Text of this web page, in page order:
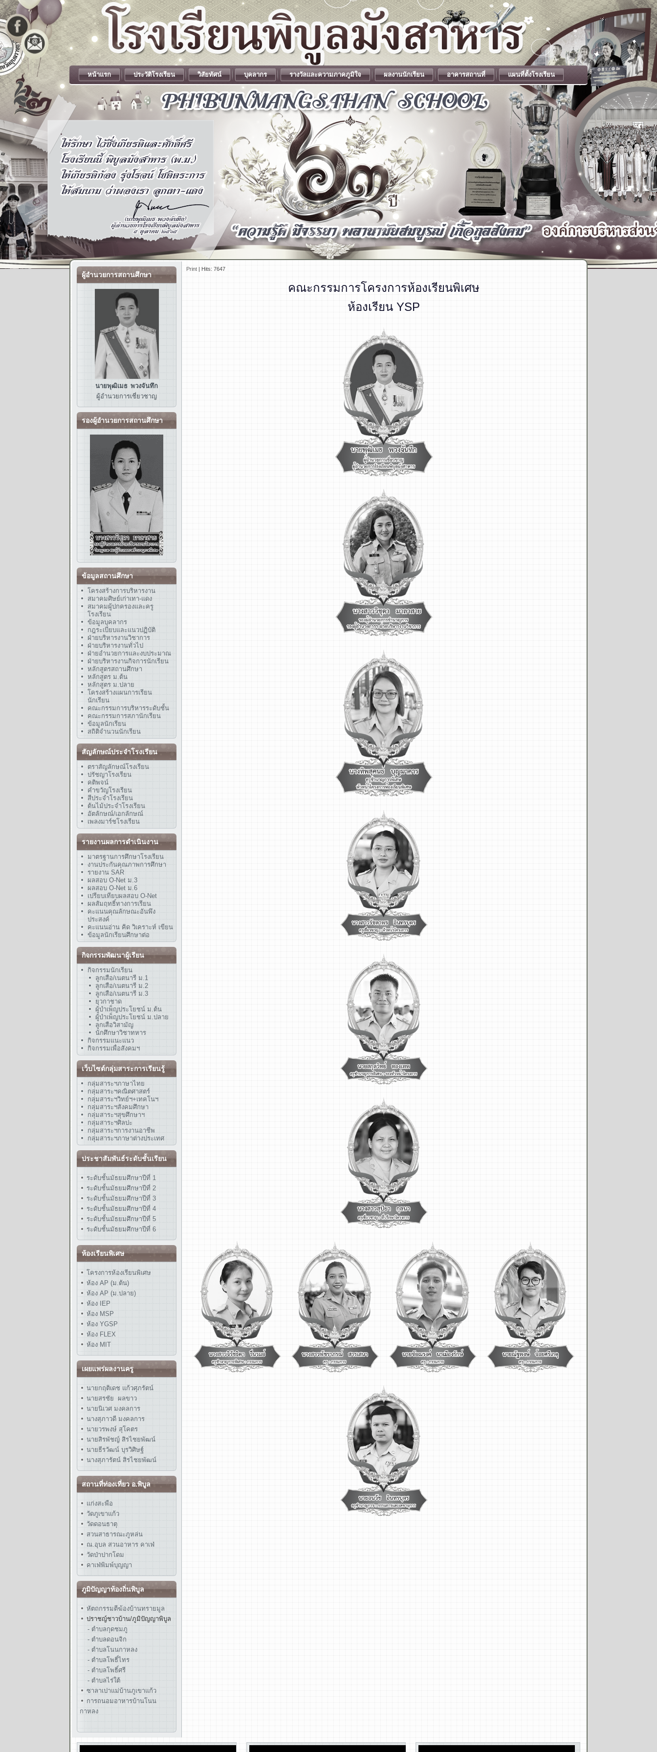
.
.
หน้าแรก ประวัติโรงเรียน วิสัยทัศน์ บุคลากร รางวัลและความภาคภูมิใจ ผลงานนักเรียน อาคารสถานที่ แผนที่ตั้งโรงเรียน
ผู้อำนวยการสถานศึกษา
นายพุฒิเมธ พวงจันทึก
ผู้อำนวยการเชี่ยวชาญ
รองผู้อำนวยการสถานศึกษา
ข้อมูลสถานศึกษา
โครงสร้างการบริหารงาน
สมาคมศิษย์เก่าเทา-แดง
สมาคมผู้ปกครองและครู
โรงเรียน
ข้อมูลบุคลากร
กฎระเบียบและแนวปฏิบัติ
ฝ่ายบริหารงานวิชาการ
ฝ่ายบริหารงานทั่วไป
ฝ่ายอำนวยการและงบประมาณ
ฝ่ายบริหารงานกิจการนักเรียน
หลักสูตรสถานศึกษา
หลักสูตร ม.ต้น
หลักสูตร ม.ปลาย
โครงสร้างแผนการเรียน
นักเรียน
คณะกรรมการบริหารระดับชั้น
คณะกรรมการสภานักเรียน
ข้อมูลนักเรียน
สถิติจำนวนนักเรียน
สัญลักษณ์ประจำโรงเรียน
ตราสัญลักษณ์โรงเรียน
ปรัชญาโรงเรียน
คติพจน์
คำขวัญโรงเรียน
สีประจำโรงเรียน
ต้นไม้ประจำโรงเรียน
อัตลักษณ์/เอกลักษณ์
เพลงมาร์ชโรงเรียน
รายงานผลการดำเนินงาน
มาตรฐานการศึกษาโรงเรียน
งานประกันคุณภาพการศึกษา
รายงาน SAR
ผลสอบ O-Net ม.3
ผลสอบ O-Net ม.6
เปรียบเทียบผลสอบ O-Net
ผลสัมฤทธิ์ทางการเรียน
คะแนนคุณลักษณะอันพึง
ประสงค์
คะแนนอ่าน คิด วิเคราะห์ เขียน
ข้อมูลนักเรียนศึกษาต่อ
กิจกรรมพัฒนาผู้เรียน
กิจกรรมนักเรียน
ลูกเสือ/เนตนารี ม.1
ลูกเสือ/เนตนารี ม.2
ลูกเสือ/เนตนารี ม.3
ยุวกาชาด
ผู้บำเพ็ญประโยชน์ ม.ต้น
ผู้บำเพ็ญประโยชน์ ม.ปลาย
ลูกเสือวิสามัญ
นักศึกษาวิชาทหาร
กิจกรรมแนะแนว
กิจกรรมเพื่อสังคมฯ
เว็บไซต์กลุ่มสาระการเรียนรู้
กลุ่มสาระฯภาษาไทย
กลุ่มสาระฯคณิตศาสตร์
กลุ่มสาระฯวิทย์ฯ+เทคโนฯ
กลุ่มสาระฯสังคมศึกษา
กลุ่มสาระฯสุขศึกษาฯ
กลุ่มสาระฯศิลปะ
กลุ่มสาระฯการงานอาชีพ
กลุ่มสาระฯภาษาต่างประเทศ
ประชาสัมพันธ์ระดับชั้นเรียน
ระดับชั้นมัธยมศึกษาปีที่ 1
ระดับชั้นมัธยมศึกษาปีที่ 2
ระดับชั้นมัธยมศึกษาปีที่ 3
ระดับชั้นมัธยมศึกษาปีที่ 4
ระดับชั้นมัธยมศึกษาปีที่ 5
ระดับชั้นมัธยมศึกษาปีที่ 6
ห้องเรียนพิเศษ
โครงการห้องเรียนพิเศษ
ห้อง AP (ม.ต้น)
ห้อง AP (ม.ปลาย)
ห้อง IEP
ห้อง MSP
ห้อง YGSP
ห้อง FLEX
ห้อง MIT
เผยแพร่ผลงานครู
นายกฤติเดช แก้วศุภรัตน์
นายสรชัย ผลขาว
นายนิเวศ มงคลการ
นางสุภาวดี มงคลการ
นายวรพงษ์ สุโคตร
นายสิรพัชญ์ สิรไชยพัฒน์
นายธีรวัฒน์ บุรวิศิษฐ์
นางสุภารัตน์ สิรไชยพัฒน์
สถานที่ท่องเที่ยว อ.พิบูล
แก่งสะพือ
วัดภูเขาแก้ว
วัดดอนธาตุ
สวนสาธารณะภูหล่น
ณ.อุบล สวนอาหาร คาเฟ่
วัดป่าปากโดม
คาเฟ่พิมพ์บุญญา
ภูมิปัญญาท้องถิ่นพิบูล
หัตถกรรมตีฆ้องบ้านทรายมูล
ปราชญ์ชาวบ้าน/ภูมิปัญญาพิบูล
- ตำบลกุดชมภู
- ตำบลดอนจิก
- ตำบลโนนกาหลง
- ตำบลโพธิ์ไทร
- ตำบลโพธิ์ศรี
- ตำบลไร่ใต้
ซาลาเปาแม่บ้านภูเขาแก้ว
การถนอมอาหารบ้านโนน
กาหลง
Print | Hits: 7647
คณะกรรมการโครงการห้องเรียนพิเศษ
ห้องเรียน YSP